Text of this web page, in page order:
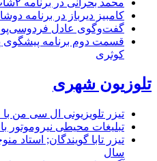
محمد بحرانی در برنامه ۲شات/ ۲شات فصل ۱ قسمت ۲
کامبیز دیرباز در برنامه دوشات / ۲ شات فصل ۱
گفت‌وگوی عادل
قسمت دوم برنامه پیشگوی
کوثری
تلوزیون شهری
تیزر تلویزیونی ال سی من
تبلیغات محیطی
تیزر تابا گویندگان; استاد
سال